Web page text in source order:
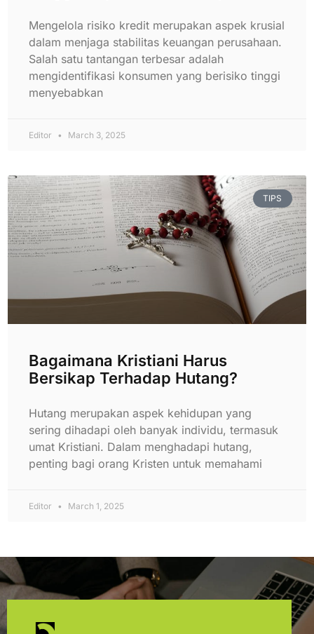
Mengelola risiko kredit merupakan aspek krusial
dalam menjaga stabilitas keuangan perusahaan.
Salah satu tantangan terbesar adalah
mengidentifikasi konsumen yang berisiko tinggi
menyebabkan
Editor March 3, 2025
TIPS
Bagaimana Kristiani Harus
Bersikap Terhadap Hutang?
Hutang merupakan aspek kehidupan yang
sering dihadapi oleh banyak individu, termasuk
umat Kristiani. Dalam menghadapi hutang,
penting bagi orang Kristen untuk memahami
Editor March 1, 2025